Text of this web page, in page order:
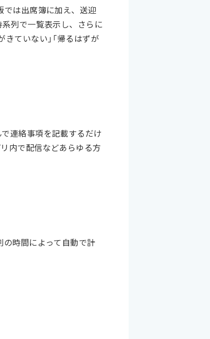
は出席簿に加え、送迎
列で一覧表示し、さらに
ていない」「帰るはずが
連絡事項を記載するだけ
内で配信などあらゆる方
時間によって自動で計